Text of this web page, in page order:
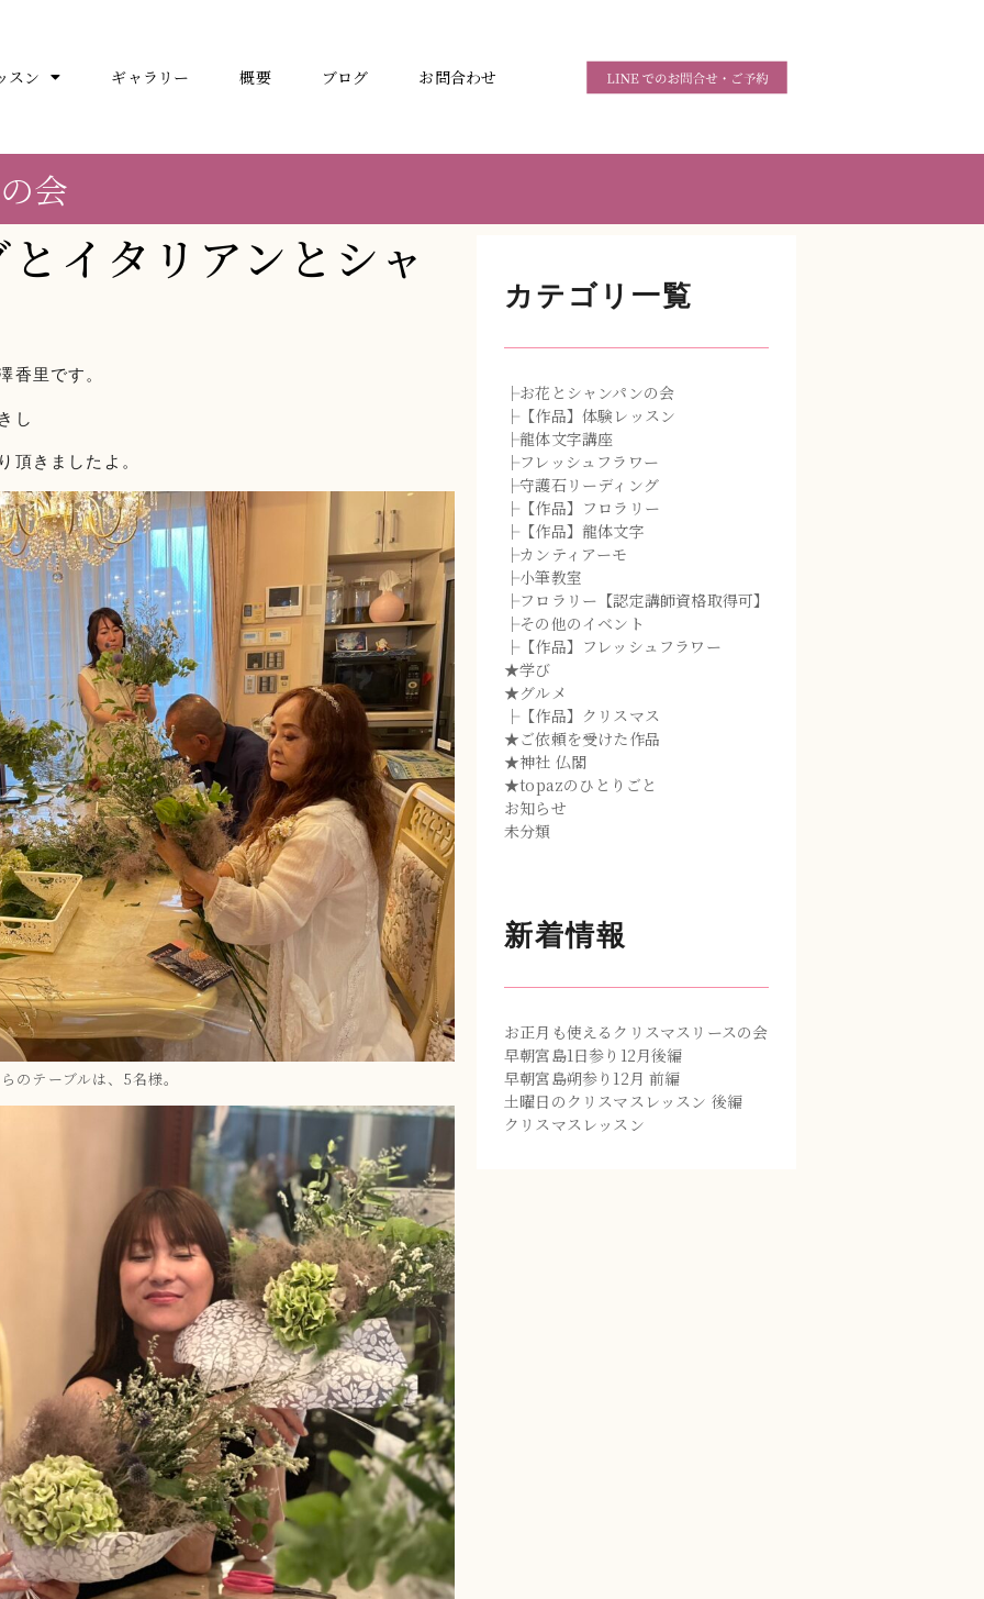
スン ギャラリー 概要 ブログ お問合わせ
会
イタリアンとシャ
香里です。
し
頂きましたよ。
のテーブルは、5名様。
カテゴリ一覧
├お花とシャンパンの会
├【作品】体験レッスン
├龍体文字講座
├フレッシュフラワー
├守護石リーディング
├【作品】フロラリー
├【作品】龍体文字
├カンティアーモ
├小筆教室
├フロラリー【認定講師資格取得可】
├その他のイベント
├【作品】フレッシュフラワー
★学び
★グルメ
├【作品】クリスマス
★ご依頼を受けた作品
★神社 仏閣
★topazのひとりごと
お知らせ
未分類
新着情報
お正月も使えるクリスマスリースの会
早朝宮島1日参り12月後編
早朝宮島朔参り12月 前編
土曜日のクリスマスレッスン 後編
クリスマスレッスン